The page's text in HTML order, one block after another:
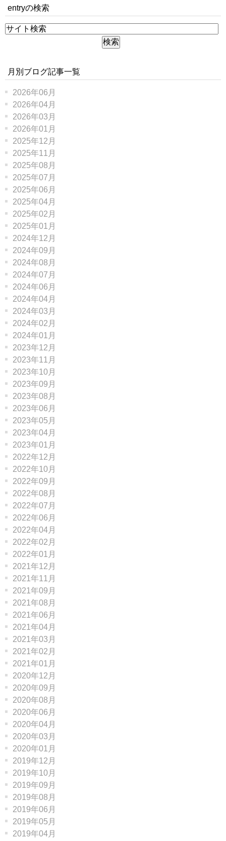
entryの検索
月別ブログ記事一覧
2026年06月
2026年04月
2026年03月
2026年01月
2025年12月
2025年11月
2025年08月
2025年07月
2025年06月
2025年04月
2025年02月
2025年01月
2024年12月
2024年09月
2024年08月
2024年07月
2024年06月
2024年04月
2024年03月
2024年02月
2024年01月
2023年12月
2023年11月
2023年10月
2023年09月
2023年08月
2023年06月
2023年05月
2023年04月
2023年01月
2022年12月
2022年10月
2022年09月
2022年08月
2022年07月
2022年06月
2022年04月
2022年02月
2022年01月
2021年12月
2021年11月
2021年09月
2021年08月
2021年06月
2021年04月
2021年03月
2021年02月
2021年01月
2020年12月
2020年09月
2020年08月
2020年06月
2020年04月
2020年03月
2020年01月
2019年12月
2019年10月
2019年09月
2019年08月
2019年06月
2019年05月
2019年04月